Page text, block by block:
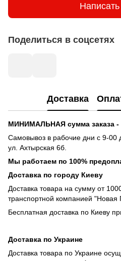
Поделиться в соцсетях
Доставка
МИНИМАЛЬНАЯ сумма заказа -
Самовывоз в рабочие дни с 9-00
ул. Ахтырская 6б.
Мы работаем по 100%
Доставка по городу Киеву
Доставка товара на сумму от
транспортной компанией "Новая
Бесплатная доставка по Киеву
Доставка по Украине
Доставка товара по Украине